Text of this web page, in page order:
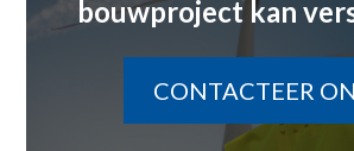
bouwproject kan
CONTACTEER